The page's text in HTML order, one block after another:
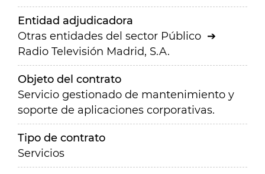
Entidad adjudicadora
Otras entidades del sector Público
Radio Televisión Madrid, S.A.
Objeto del contrato
Servicio gestionado de mantenimiento y
soporte de aplicaciones corporativas.
Tipo de contrato
Servicios